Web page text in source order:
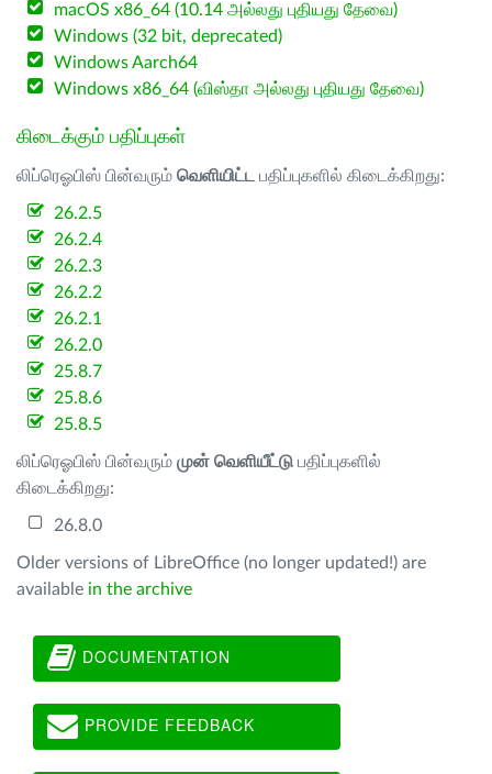
macOS x86_64 (10.14 அல்லது புதியது தேவை)
Windows (32 bit, deprecated)
Windows Aarch64
Windows x86_64 (விஸ்தா அல்லது புதியது தேவை)
கிடைக்கும் பதிப்புகள்
லிப்ரெஓபிஸ் பின்வரும் வெளியிட்ட பதிப்புகளில் கிடைக்கிறது:
26.2.5
26.2.4
26.2.3
26.2.2
26.2.1
26.2.0
25.8.7
25.8.6
25.8.5
லிப்ரெஓபிஸ் பின்வரும் முன் வெளியீட்டு பதிப்புகளில்
கிடைக்கிறது:
26.8.0
Older versions of LibreOffice (no longer updated!) are
available in the archive
DOCUMENTATION
PROVIDE FEEDBACK